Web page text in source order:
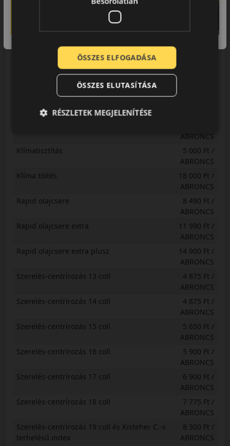
Centrírozás 22 coll-tól
Centrírozás kisteher
Futómű állítás
ABRONCS
Klímatisztítás
5 000 Ft /
ABRONCS
Klíma töltés
18 000 Ft /
ABRONCS
Rapid olajcsere
8 490 Ft /
ABRONCS
Rapid olajcsere extra
11 990 Ft /
ABRONCS
Rapid olajcsere extra plusz
14 900 Ft /
ABRONCS
Szerelés-centrírozás 13 coll
4 875 Ft /
ABRONCS
Szerelés-centrírozás 14 coll
4 875 Ft /
ABRONCS
Szerelés-centrírozás 15 coll
5 650 Ft /
ABRONCS
Szerelés-centrírozás 16 coll
5 900 Ft /
ABRONCS
Szerelés-centrírozás 17 coll
6 900 Ft /
ABRONCS
Szerelés-centrírozás 18 coll
7 775 Ft /
ABRONCS
Szerelés-centrírozás 19 coll és Kisteher C.-s
terhelésű index
8 300 Ft /
ABRONCS
ÖSSZES ELFOGADÁSA
ÖSSZES ELUTASÍTÁSA
RÉSZLETEK MEGJELENÍTÉSE